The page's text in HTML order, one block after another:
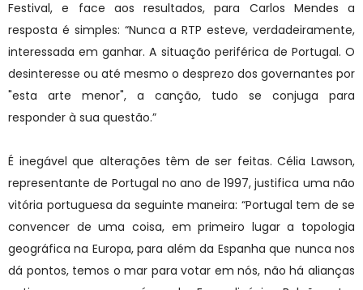
Festival, e face aos resultados, para Carlos Mendes a
resposta é simples: “Nunca a RTP esteve, verdadeiramente,
interessada em ganhar. A situação periférica de Portugal. O
desinteresse ou até mesmo o desprezo dos governantes por
"esta arte menor", a canção, tudo se conjuga para
responder à sua questão.”
É inegável que alterações têm de ser feitas. Célia Lawson,
representante de Portugal no ano de 1997, justifica uma não
vitória portuguesa da seguinte maneira: “Portugal tem de se
convencer de uma coisa, em primeiro lugar a topologia
geográfica na Europa, para além da Espanha que nunca nos
dá pontos, temos o mar para votar em nós, não há alianças